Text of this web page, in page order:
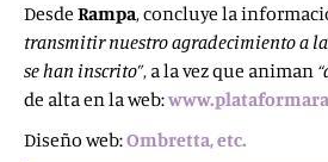
Desde Rampa, concluye la
transmitir nuestro agradecimiento a
se han inscrito”, a la vez que animan
de alta en la web:
Diseño web:Ombretta, etc.